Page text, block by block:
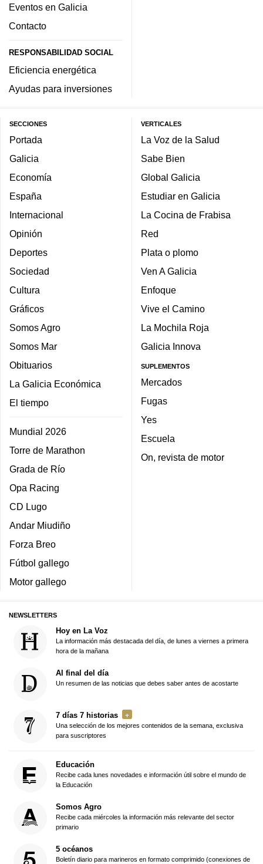
Eventos en Galicia
Contacto
RESPONSABILIDAD SOCIAL
Eficiencia energética
Ayudas para inversiones
SECCIONES
Portada
Galicia
Economía
España
Internacional
Opinión
Deportes
Sociedad
Cultura
Gráficos
Somos Agro
Somos Mar
Obituarios
La Galicia Económica
El tiempo
Mundial 2026
Torre de Marathon
Grada de Río
Opa Racing
CD Lugo
Andar Miudiño
Forza Breo
Fútbol gallego
Motor gallego
VERTICALES
La Voz de la Salud
Sabe Bien
Global Galicia
Estudiar en Galicia
La Cocina de Frabisa
Red
Plata o plomo
Ven A Galicia
Enfoque
Vive el Camino
La Mochila Roja
Galicia Innova
SUPLEMENTOS
Mercados
Fugas
Yes
Escuela
On, revista de motor
NEWSLETTERS
Hoy en La Voz
La información más destacada del día, de lunes a viernes a primera
hora de la mañana
Al final del día
Un resumen de las noticias que debes saber antes de acostarte
7 días 7 historias
Una selección de los mejores contenidos de la semana, exclusiva
para suscriptores
Educación
Recibe cada lunes novedades e información útil sobre el mundo de
la Educación
Somos Agro
Recibe cada miércoles la información más relevante del sector
primario
5 océanos
Boletín diario para marineros en formato comprimido (conexiones de